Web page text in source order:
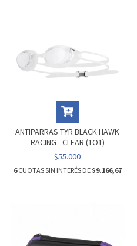
ANTIPARRAS TYR BLACK HAWK
RACING - CLEAR (1O1)
$55.000
6CUOTAS SIN INTERÉS DE $9.166,67